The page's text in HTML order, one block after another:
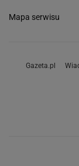
Mapa serwisu
Gazeta.pl